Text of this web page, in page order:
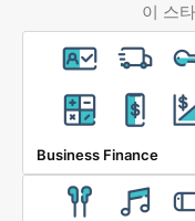
이 스
Business Finance